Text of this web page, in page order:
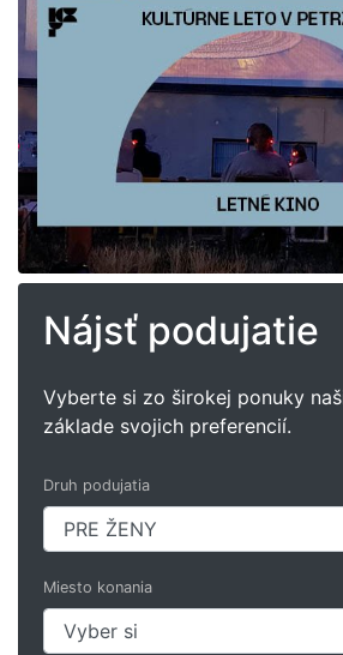
Nájsť podujatie
Vyberte si zo širokej ponuky
základe svojich preferencií.
Druh podujatia
Miesto konania